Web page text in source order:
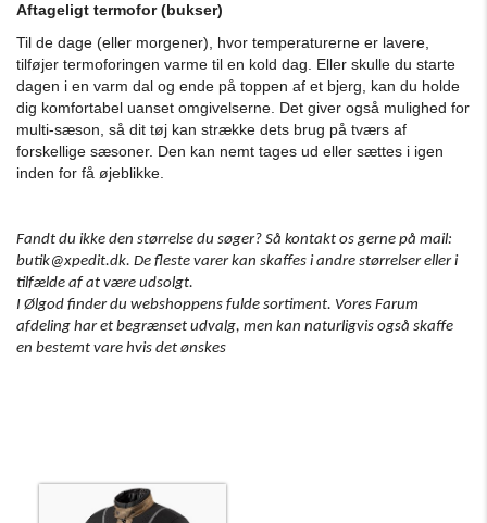
Aftageligt termofor (bukser)
Til de dage (eller morgener), hvor temperaturerne er lavere,
tilføjer termoforingen varme til en kold dag. Eller skulle du starte
dagen i en varm dal og ende på toppen af ​​et bjerg, kan du holde
dig komfortabel uanset omgivelserne. Det giver også mulighed for
multi-sæson, så dit tøj kan strække dets brug på tværs af
forskellige sæsoner. Den kan nemt tages ud eller sættes i igen
inden for få øjeblikke.
Fandt du ikke den størrelse du søger? Så kontakt os gerne på mail:
butik@xpedit.dk. De fleste varer kan skaffes i andre størrelser eller i
tilfælde af at være udsolgt.
I Ølgod finder du webshoppens fulde sortiment. Vores Farum
afdeling har et begrænset udvalg, men kan naturligvis også skaffe
en bestemt vare hvis det ønskes